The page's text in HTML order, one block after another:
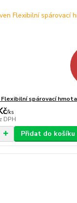
Flexibilní spárovací
/ks
DPH
Přidat do košíku